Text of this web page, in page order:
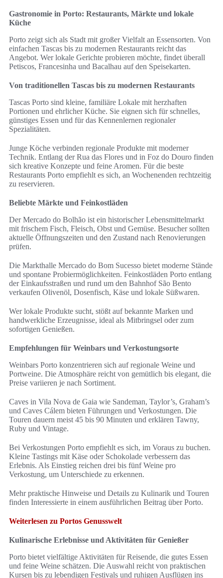
Gastronomie in Porto: Restaurants, Märkte und lokale
Küche
Porto zeigt sich als Stadt mit großer Vielfalt an Essensorten. Von
einfachen Tascas bis zu modernen Restaurants reicht das
Angebot. Wer lokale Gerichte probieren möchte, findet überall
Petiscos, Francesinha und Bacalhau auf den Speisekarten.
Von traditionellen Tascas bis zu modernen Restaurants
Tascas Porto sind kleine, familiäre Lokale mit herzhaften
Portionen und ehrlicher Küche. Sie eignen sich für schnelles,
günstiges Essen und für das Kennenlernen regionaler
Spezialitäten.
Junge Köche verbinden regionale Produkte mit moderner
Technik. Entlang der Rua das Flores und in Foz do Douro finden
sich kreative Konzepte und feine Aromen. Für die beste
Restaurants Porto empfiehlt es sich, an Wochenenden rechtzeitig
zu reservieren.
Beliebte Märkte und Feinkostläden
Der Mercado do Bolhão ist ein historischer Lebensmittelmarkt
mit frischem Fisch, Fleisch, Obst und Gemüse. Besucher sollten
aktuelle Öffnungszeiten und den Zustand nach Renovierungen
prüfen.
Die Markthalle Mercado do Bom Sucesso bietet moderne Stände
und spontane Probiermöglichkeiten. Feinkostläden Porto entlang
der Einkaufsstraßen und rund um den Bahnhof São Bento
verkaufen Olivenöl, Dosenfisch, Käse und lokale Süßwaren.
Wer lokale Produkte sucht, stößt auf bekannte Marken und
handwerkliche Erzeugnisse, ideal als Mitbringsel oder zum
sofortigen Genießen.
Empfehlungen für Weinbars und Verkostungsorte
Weinbars Porto konzentrieren sich auf regionale Weine und
Portweine. Die Atmosphäre reicht von gemütlich bis elegant, die
Preise variieren je nach Sortiment.
Caves in Vila Nova de Gaia wie Sandeman, Taylor’s, Graham’s
und Caves Cálem bieten Führungen und Verkostungen. Die
Touren dauern meist 45 bis 90 Minuten und erklären Tawny,
Ruby und Vintage.
Bei Verkostungen Porto empfiehlt es sich, im Voraus zu buchen.
Kleine Tastings mit Käse oder Schokolade verbessern das
Erlebnis. Als Einstieg reichen drei bis fünf Weine pro
Verkostung, um Unterschiede zu erkennen.
Mehr praktische Hinweise und Details zu Kulinarik und Touren
finden Interessierte in einem ausführlichen Beitrag über Porto.
Weiterlesen zu Portos Genusswelt
Kulinarische Erlebnisse und Aktivitäten für Genießer
Porto bietet vielfältige Aktivitäten für Reisende, die gutes Essen
und feine Weine schätzen. Die Auswahl reicht von praktischen
Kursen bis zu lebendigen Festivals und ruhigen Ausflügen ins